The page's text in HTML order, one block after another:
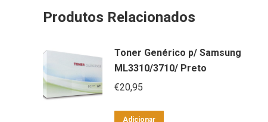
Produtos Relacionados
Toner Genérico p/ Samsung
ML3310/3710/ Preto
€20,95
Adicionar